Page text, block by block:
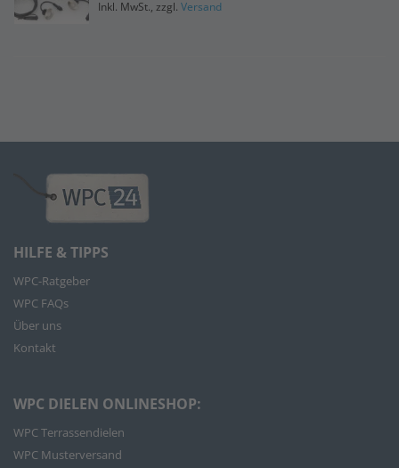
Inkl. MwSt., zzgl. Versand
HILFE & TIPPS
WPC-Ratgeber
WPC FAQs
Über uns
Kontakt
WPC DIELEN ONLINESHOP:
WPC Terrassendielen
WPC Musterversand